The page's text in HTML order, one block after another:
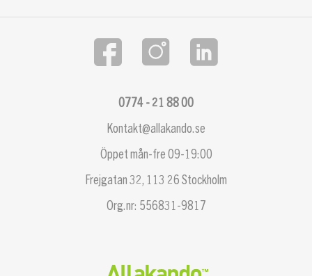
Kontakt@allakando.se
0774 - 21 88 00
Öppet mån-fre 09-19:00
Frejgatan 32, 113 26 Stockholm
Org.nr: 556831-9817